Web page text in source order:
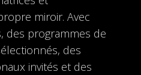
miroir. Avec
des programmes de
des
invités et des